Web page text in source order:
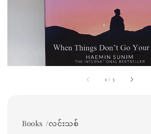
1 / 3
Books /လင်းသစ်